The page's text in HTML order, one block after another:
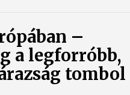
–
a legforróbb,
tombol